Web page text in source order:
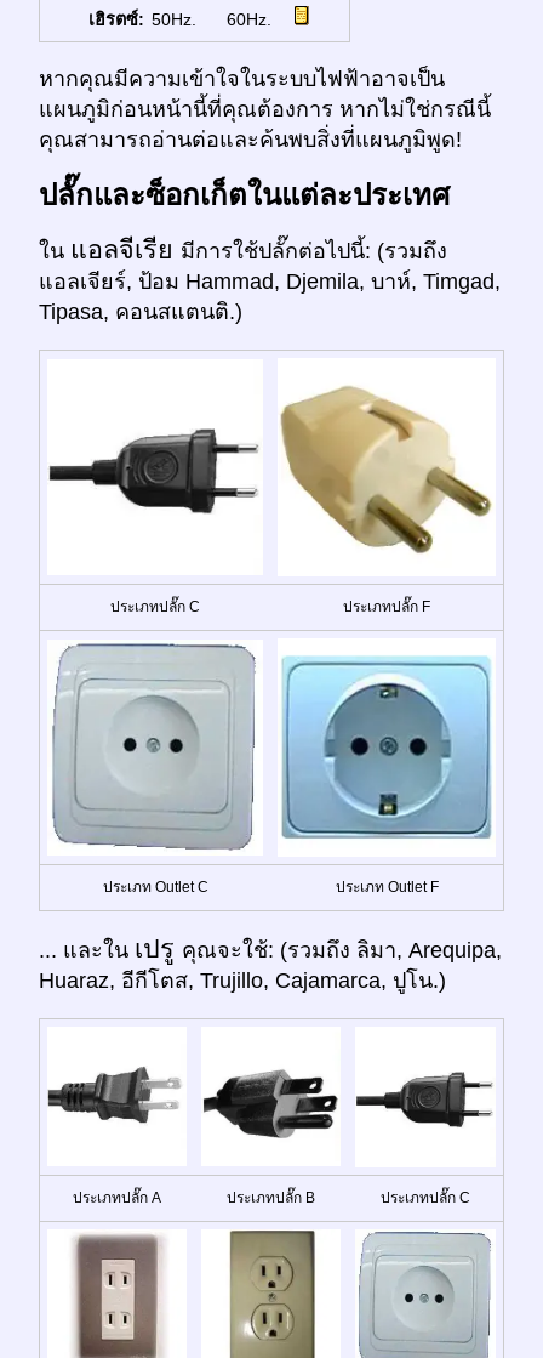
เฮิรตซ์: 50Hz. 60Hz.
หากคุณมีความเข้าใจในระบบไฟฟ้าอาจเป็น
แผนภูมิก่อนหน้านี้ที่คุณต้องการ หากไม่ใช่กรณีนี้
คุณสามารถอ่านต่อและค้นพบสิ่งที่แผนภูมิพูด!
ปลั๊กและซ็อกเก็ตในแต่ละประเทศ
ใน แอลจีเรีย มีการใช้ปลั๊กต่อไปนี้: (รวมถึง
แอลเจียร์, ป้อม Hammad, Djemila, บาห์, Timgad,
Tipasa, คอนสแตนติ.)
ประเภทปลั๊ก C ประเภทปลั๊ก F
ประเภท Outlet C ประเภท Outlet F
... และใน เปรู คุณจะใช้: (รวมถึง ลิมา, Arequipa,
Huaraz, อีกีโตส, Trujillo, Cajamarca, ปูโน.)
ประเภทปลั๊ก A ประเภทปลั๊ก B ประเภทปลั๊ก C